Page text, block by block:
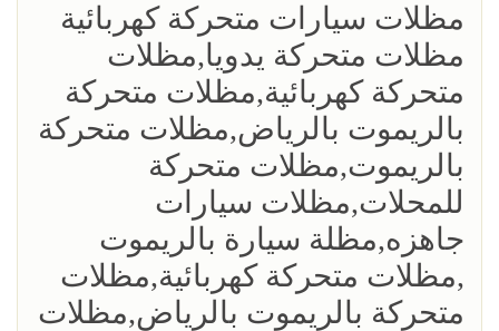
مظلات سيارات متحركة كهربائية
مظلات متحركة يدويا,مظلات
متحركة كهربائية,مظلات متحركة
بالريموت بالرياض,مظلات متحركة
بالريموت,مظلات متحركة
للمحلات,مظلات سيارات
جاهزه,مظلة سيارة بالريموت
,مظلات متحركة كهربائية,مظلات
متحركة بالريموت بالرياض,مظلات